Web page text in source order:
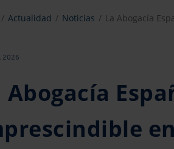
Actualidad Noticias La Abogacía
2026
Abogacía